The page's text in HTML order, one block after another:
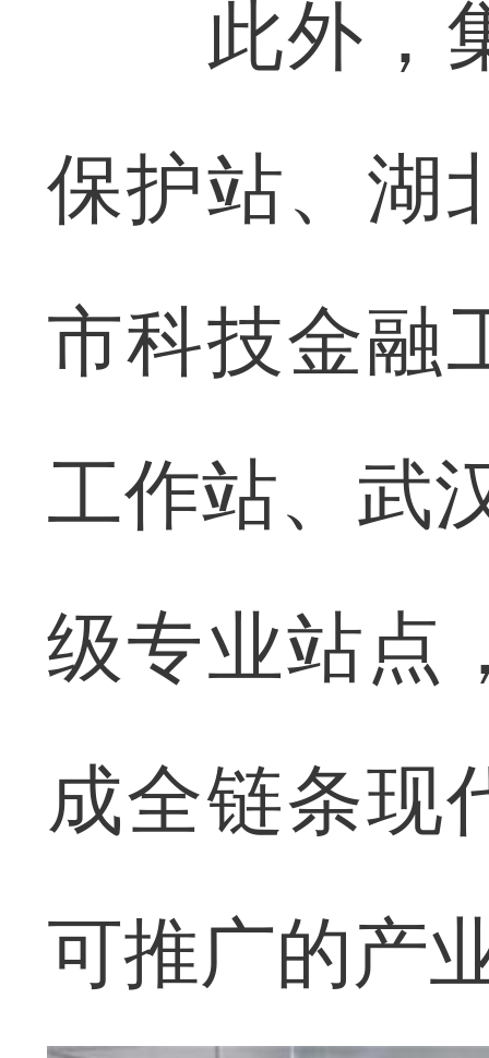
此外，集
保护站、湖
市科技金融
工作站、武
级专业站点
成全链条现
可推广的产